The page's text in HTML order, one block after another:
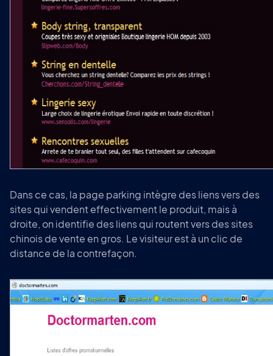
Dans ce cas, la page parking intègre des liens vers des
sites qui vendent effectivement le produit, mais à
droite, on identifie des liens qui routent vers des sites
chinois de vente en gros. Le visiteur est à un clic de
distance de la contrefaçon.